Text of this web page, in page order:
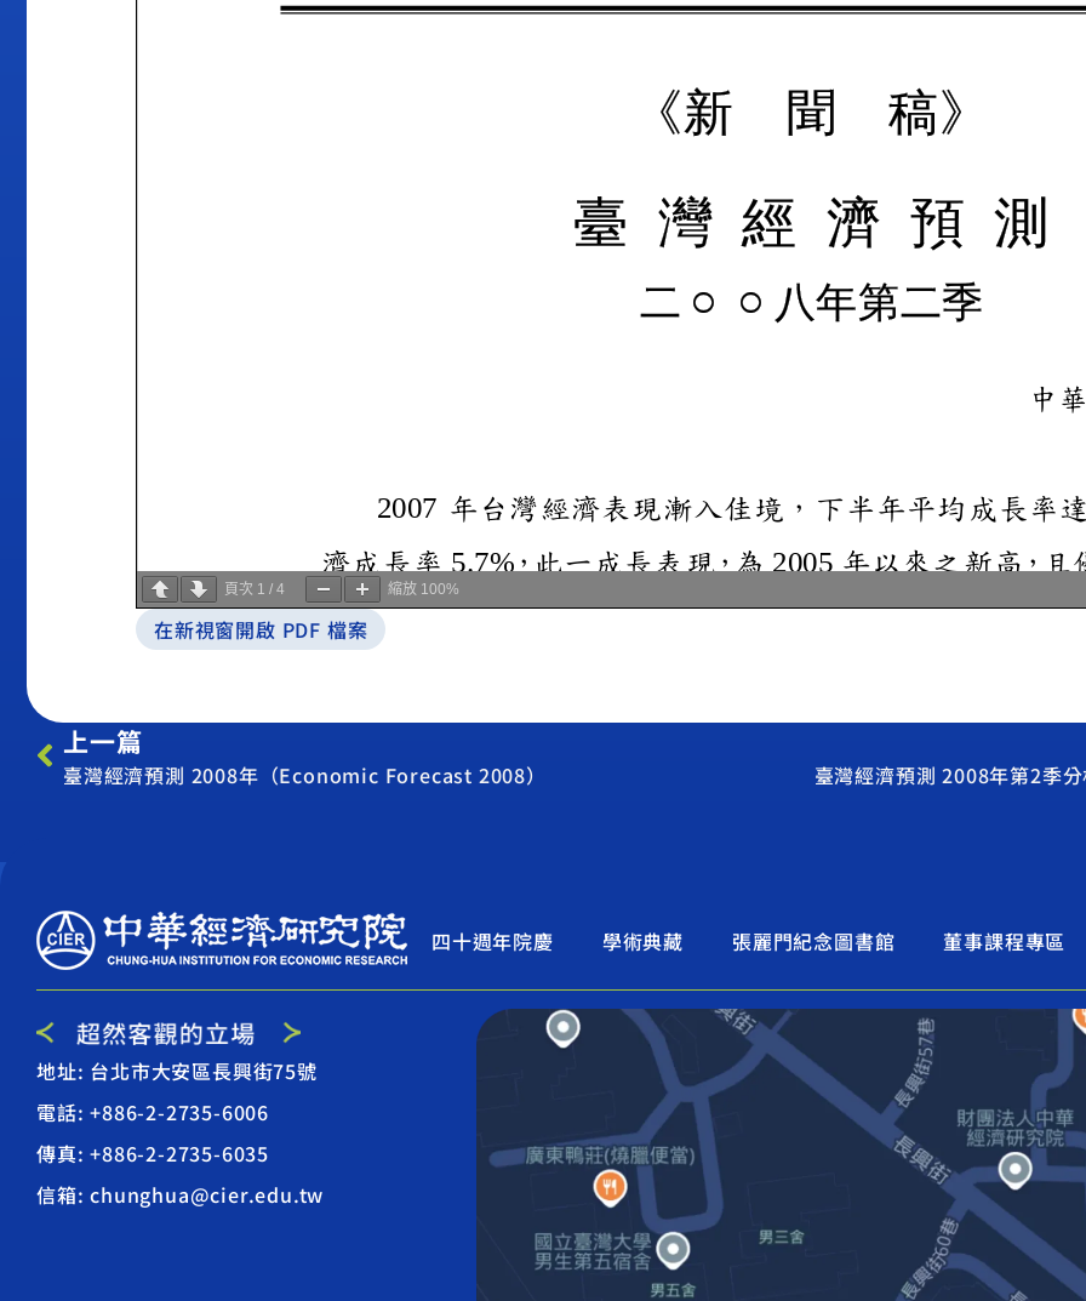
頁次 1 / 4 縮放 100%
在新視窗開啟 PDF 檔案
上一篇
臺灣經濟預測 2008年（Economic Forecast 2008）
四十週年院慶 學術典藏 張麗門紀念圖書館 董事課程專區
地址: 台北市大安區長興街75號
電話: +886-2-2735-6006
傳真: +886-2-2735-6035
信箱: chunghua@cier.edu.tw